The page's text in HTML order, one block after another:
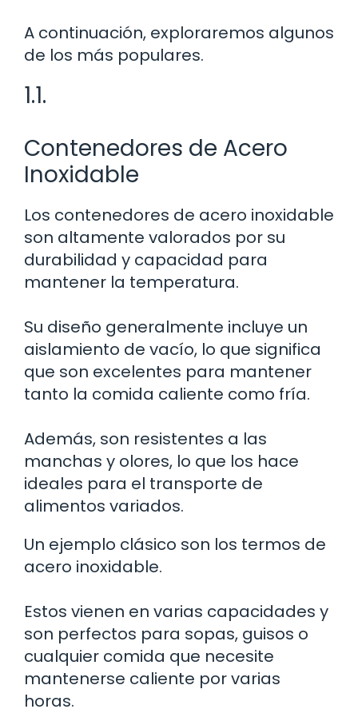
A continuación, exploraremos algunos
de los más populares.
1.1.
Contenedores de Acero
Inoxidable
Los contenedores de acero inoxidable
son altamente valorados por su
durabilidad y capacidad para
mantener la temperatura.
Su diseño generalmente incluye un
aislamiento de vacío, lo que significa
que son excelentes para mantener
tanto la comida caliente como fría.
Además, son resistentes a las
manchas y olores, lo que los hace
ideales para el transporte de
alimentos variados.
Un ejemplo clásico son los termos de
acero inoxidable.
Estos vienen en varias capacidades y
son perfectos para sopas, guisos o
cualquier comida que necesite
mantenerse caliente por varias
horas.